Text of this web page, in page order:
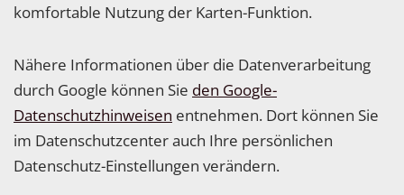
komfortable Nutzung der Karten-Funktion.
Nähere Informationen über die Datenverarbeitung
durch Google können Sie den Google-
Datenschutzhinweisen entnehmen. Dort können Sie
im Datenschutzcenter auch Ihre persönlichen
Datenschutz-Einstellungen verändern.